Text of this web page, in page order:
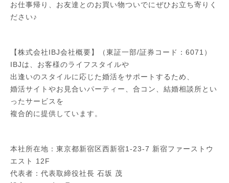
お仕事帰り、お友達とのお買い物ついでにぜひお立ち寄りく
ださい♪
【株式会社IBJ会社概要】（東証一部/証券コード：6071）
IBJは、お客様のライフスタイルや
出逢いのスタイルに応じた婚活をサポートするため、
婚活サイトやお見合いパーティー、合コン、結婚相談所とい
ったサービスを
複合的に提供しています。
本社所在地：東京都新宿区西新宿1-23-7 新宿ファーストウ
エスト 12F
代表者：代表取締役社長 石坂 茂